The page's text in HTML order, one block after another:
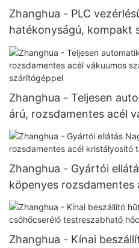
Zhanghua - PLC
hatékonyságú, kompakt
hőmérsékletű
szórószárító egység
Zhanghua - Teljesen
árú, rozsdamentes acél
lapáttal és szárítógéppel
Zhanghua - Gyártói
köpenyes
JJ kristályosító
Zhanghua - Kínai